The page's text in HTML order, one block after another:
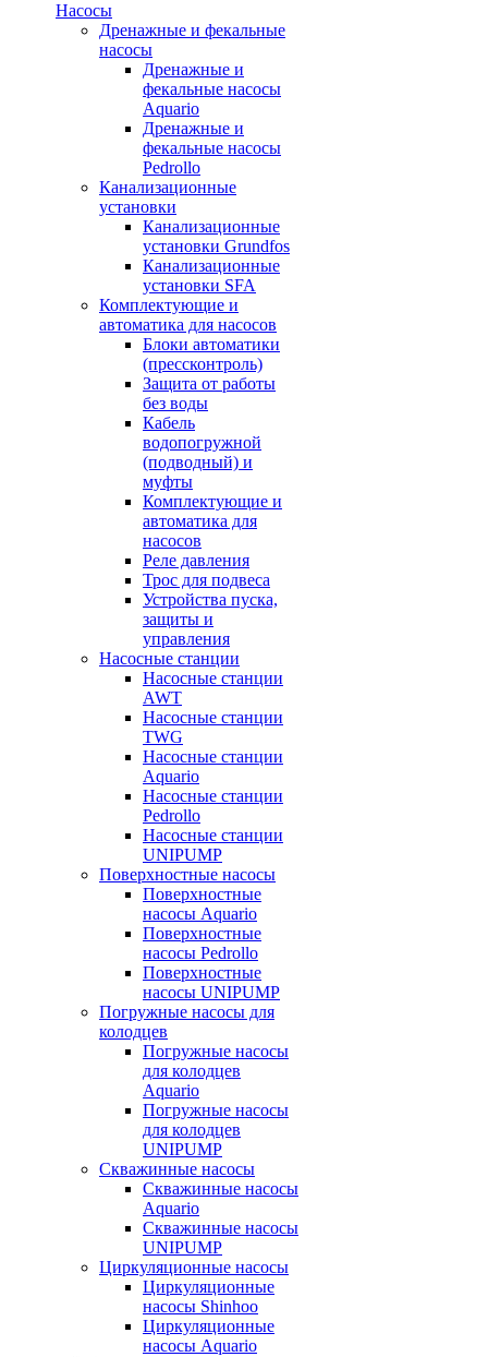
Насосы
Дренажные и фекальные
насосы
Дренажные и
фекальные насосы
Aquario
Дренажные и
фекальные насосы
Pedrollo
Канализационные
установки
Канализационные
установки Grundfos
Канализационные
установки SFA
Комплектующие и
автоматика для насосов
Блоки автоматики
(прессконтроль)
Защита от работы
без воды
Кабель
водопогружной
(подводный) и
муфты
Комплектующие и
автоматика для
насосов
Реле давления
Трос для подвеса
Устройства пуска,
защиты и
управления
Насосные станции
Насосные станции
AWT
Насосные станции
TWG
Насосные станции
Aquario
Насосные станции
Pedrollo
Насосные станции
UNIPUMP
Поверхностные насосы
Поверхностные
насосы Aquario
Поверхностные
насосы Pedrollo
Поверхностные
насосы UNIPUMP
Погружные насосы для
колодцев
Погружные насосы
для колодцев
Aquario
Погружные насосы
для колодцев
UNIPUMP
Скважинные насосы
Скважинные насосы
Aquario
Скважинные насосы
UNIPUMP
Циркуляционные насосы
Циркуляционные
насосы Shinhoo
Циркуляционные
насосы Aquario